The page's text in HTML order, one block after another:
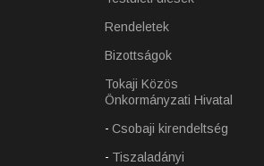
Rendeletek
Bizottságok
Tokaji Közös
Önkormányzati Hivatal
Csobaji kirendeltség
Tiszaladányi